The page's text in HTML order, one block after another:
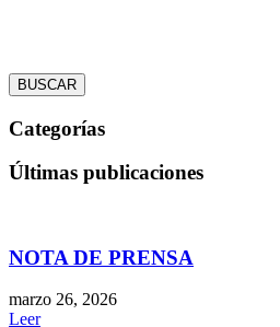
BUSCAR
Categorías
Últimas publicaciones
NOTA DE PRENSA
marzo 26, 2026
Leer